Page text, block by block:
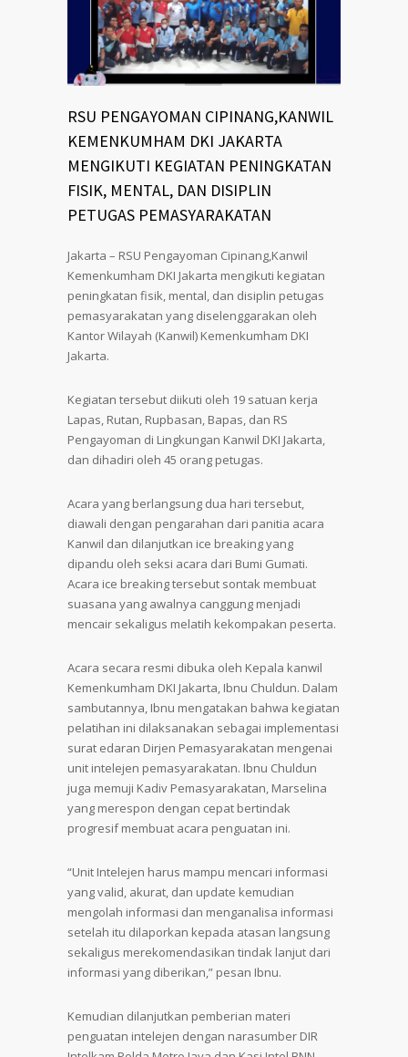
RSU PENGAYOMAN CIPINANG,KANWIL
KEMENKUMHAM DKI JAKARTA
MENGIKUTI KEGIATAN PENINGKATAN
FISIK, MENTAL, DAN DISIPLIN
PETUGAS PEMASYARAKATAN
Jakarta – RSU Pengayoman Cipinang,Kanwil
Kemenkumham DKI Jakarta mengikuti kegiatan
peningkatan fisik, mental, dan disiplin petugas
pemasyarakatan yang diselenggarakan oleh
Kantor Wilayah (Kanwil) Kemenkumham DKI
Jakarta.
Kegiatan tersebut diikuti oleh 19 satuan kerja
Lapas, Rutan, Rupbasan, Bapas, dan RS
Pengayoman di Lingkungan Kanwil DKI Jakarta,
dan dihadiri oleh 45 orang petugas.
Acara yang berlangsung dua hari tersebut,
diawali dengan pengarahan dari panitia acara
Kanwil dan dilanjutkan ice breaking yang
dipandu oleh seksi acara dari Bumi Gumati.
Acara ice breaking tersebut sontak membuat
suasana yang awalnya canggung menjadi
mencair sekaligus melatih kekompakan peserta.
Acara secara resmi dibuka oleh Kepala kanwil
Kemenkumham DKI Jakarta, Ibnu Chuldun. Dalam
sambutannya, Ibnu mengatakan bahwa kegiatan
pelatihan ini dilaksanakan sebagai implementasi
surat edaran Dirjen Pemasyarakatan mengenai
unit intelejen pemasyarakatan. Ibnu Chuldun
juga memuji Kadiv Pemasyarakatan, Marselina
yang merespon dengan cepat bertindak
progresif membuat acara penguatan ini.
“Unit Intelejen harus mampu mencari informasi
yang valid, akurat, dan update kemudian
mengolah informasi dan menganalisa informasi
setelah itu dilaporkan kepada atasan langsung
sekaligus merekomendasikan tindak lanjut dari
informasi yang diberikan,” pesan Ibnu.
Kemudian dilanjutkan pemberian materi
penguatan intelejen dengan narasumber DIR